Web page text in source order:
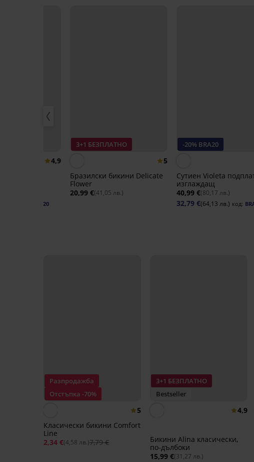
4,9
BRA20
3+1 БЕЗПЛАТНО
5
Бразилски бикини Delicate
Flower
20,99 €(41,05 лв.)
-20% BRA20
Сутиен Violeta
изглаждащ
40,99 €(80,17 лв.)
32,79 €(64,13 лв.) код:
Разпродажба
Отстъпка -70%
5
Класически бикини Comfort
Line
2,34 €(4,58 лв.)7,79 €
3+1 БЕЗПЛАТНО
Bestseller
4,9
Бикини Alina класически,
по-дълбоки
15,99 €(31,27 лв.)